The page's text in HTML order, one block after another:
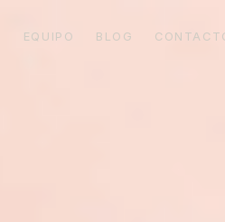
EQUIPO BLOG